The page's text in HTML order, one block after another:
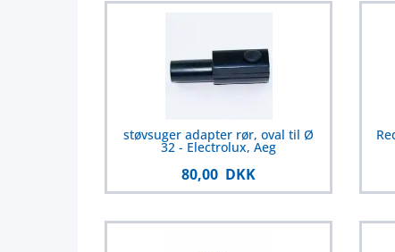
støvsuger adapter rør, oval til Ø
32 - Electrolux, Aeg
80,00 DKK